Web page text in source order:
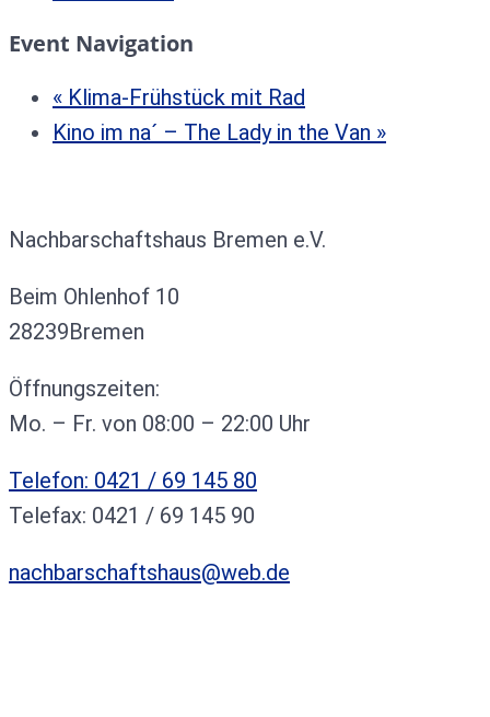
Event Navigation
« Klima-Frühstück mit Rad
Kino im na´ – The Lady in the Van »
Nachbarschaftshaus Bremen e.V.
Beim Ohlenhof 10
28239Bremen
Öffnungszeiten:
Mo. – Fr. von 08:00 – 22:00 Uhr
Telefon: 0421 / 69 145 80
Telefax: 0421 / 69 145 90
nachbarschaftshaus@web.de